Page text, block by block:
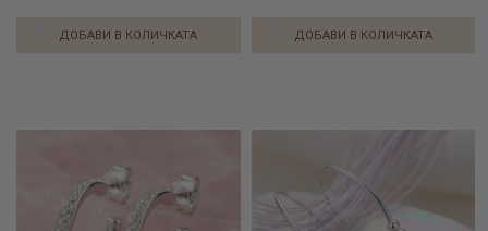
ДОБАВИ В КОЛИЧКАТА ДОБАВИ В КОЛИЧКАТА